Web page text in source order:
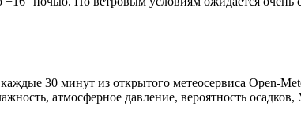
30 минут из открытого метеосервиса Open-
атмосферное давление, вероятность